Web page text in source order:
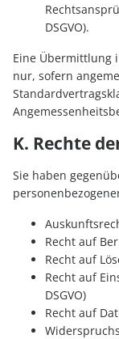
DSGVO).
Eine Übermittlung
nur, sofern
K. Rechte
Sie haben
Recht auf
Recht auf
Recht auf
DSGVO)
Recht auf